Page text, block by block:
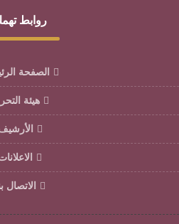
روابط
الصفحة
هيئة
الاتصال